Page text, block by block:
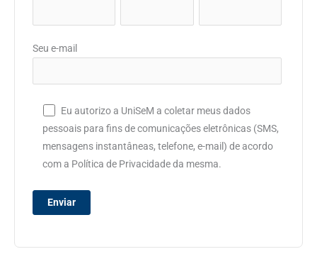
Seu e-mail
Eu autorizo a UniSeM a coletar meus dados
pessoais para fins de comunicações eletrônicas (SMS,
mensagens instantâneas, telefone, e-mail) de acordo
com a Política de Privacidade da mesma.